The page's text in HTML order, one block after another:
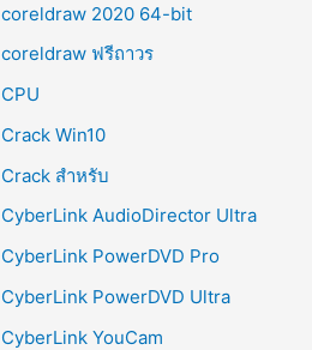
coreldraw 2020 64-bit
coreldraw ฟรีถาวร
CPU
Crack Win10
Crack สำหรับ
CyberLink AudioDirector Ultra
CyberLink PowerDVD Pro
CyberLink PowerDVD Ultra
CyberLink YouCam